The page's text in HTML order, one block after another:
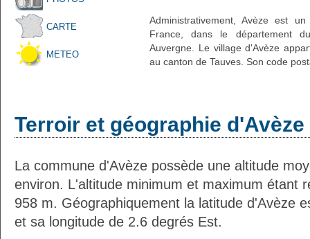
CARTE
METEO
Administrativement, Avèze est
France, dans le département
Auvergne. Le village d'Avèze
au canton de Tauves. Son code
Terroir et géographie d'Avèze
La commune d'Avèze possède une altitude
environ. L'altitude minimum et maximum étant
958 m. Géographiquement la latitude d'Avèze
et sa longitude de 2.6 degrés Est.